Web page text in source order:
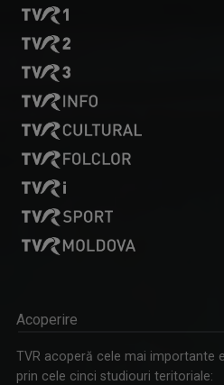
Acoperire
TVR acoperă cele mai importante
prin cele cinci studiouri teritoriale: